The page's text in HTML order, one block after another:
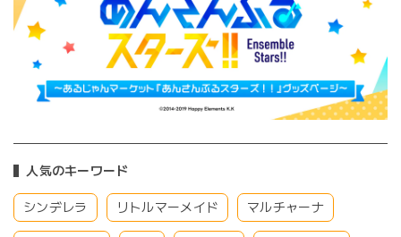
人気のキーワード
シンデレラ リトルマーメイド マルチャーナ